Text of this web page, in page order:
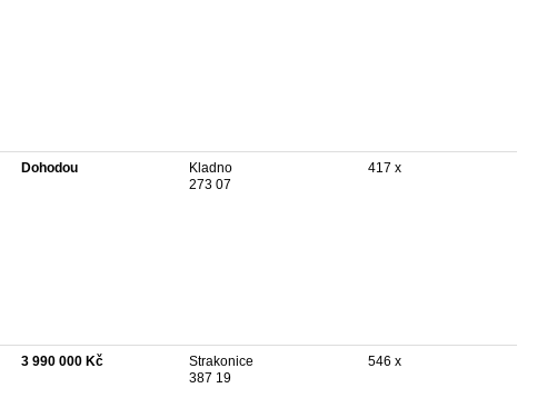
Dohodou
Kladno
273 07
417 x
3 990 000 Kč
Strakonice
387 19
546 x